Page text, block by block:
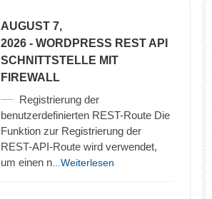
AUGUST 7,
2026 - WORDPRESS REST API
SCHNITTSTELLE MIT
FIREWALL
Registrierung der
benutzerdefinierten REST-Route Die
Funktion zur Registrierung der
REST-API-Route wird verwendet,
um einen n ...Weiterlesen